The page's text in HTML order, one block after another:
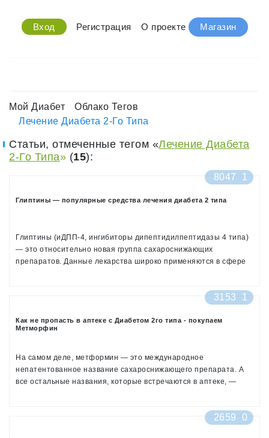
Вход Регистрация О проекте Магазин
Мой Диабет
Облако Тегов
Лечение Диабета 2-Го Типа
Статьи, отмеченные тегом «Лечение Диабета
2-Го Типа» (15):
8047 1
Глиптины — популярные средства лечения диабета 2 типа
Глиптины (иДПП-4, ингибиторы дипептидилпептидазы 4 типа)
— это относительно новая группа сахароснижающих
препаратов. Данные лекарства широко применяются в сфере
Глиптины в России известны под торговыми названиями Галвус
Тражента (линаглиптин), Випидия (алоглиптин).
3153 1
Как не пропасть в аптеке с Диабетом 2го типа - покупаем
Метморфин
На самом деле, метформин — это международное
непатентованное название сахароснижающего препарата. А
все остальные названия, которые встречаются в аптеке, —
бесплатного препарата в аптеке, то в нем написано именно
2659 0